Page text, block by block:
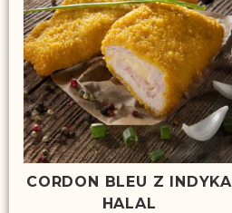
CORDON BLEU Z INDYKA
HALAL